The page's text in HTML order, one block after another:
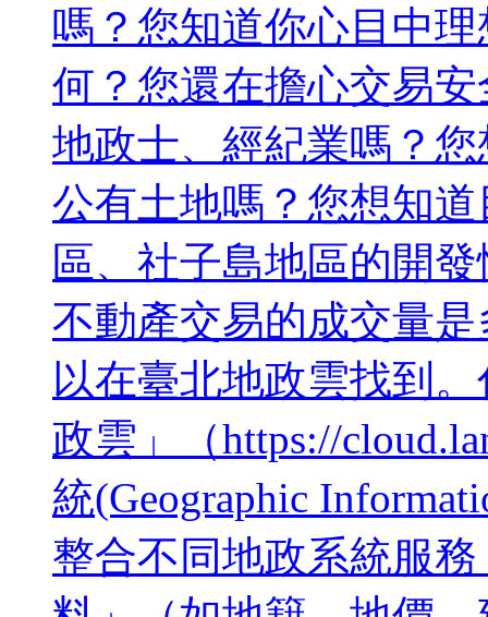
嗎？您知道你心目中
何？您還在擔心交易
地政士、經紀業嗎？
公有土地嗎？您想知
區、社子島地區的開
不動產交易的成交量
以在臺北地政雲找到
政雲」（https://
統(Geographic
整合不同地政系統服